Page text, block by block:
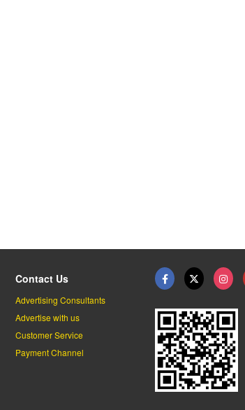
Contact Us
Advertising Consultants
Advertise with us
Customer Service
Payment Channel